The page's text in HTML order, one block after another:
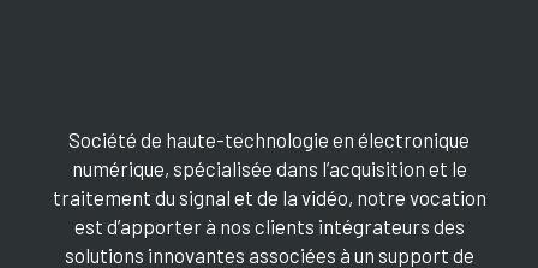
Société de haute-technologie en électronique
numérique, spécialisée dans l’acquisition et le
traitement du signal et de la vidéo, notre vocation
est d’apporter à nos clients intégrateurs des
solutions innovantes associées à un support de